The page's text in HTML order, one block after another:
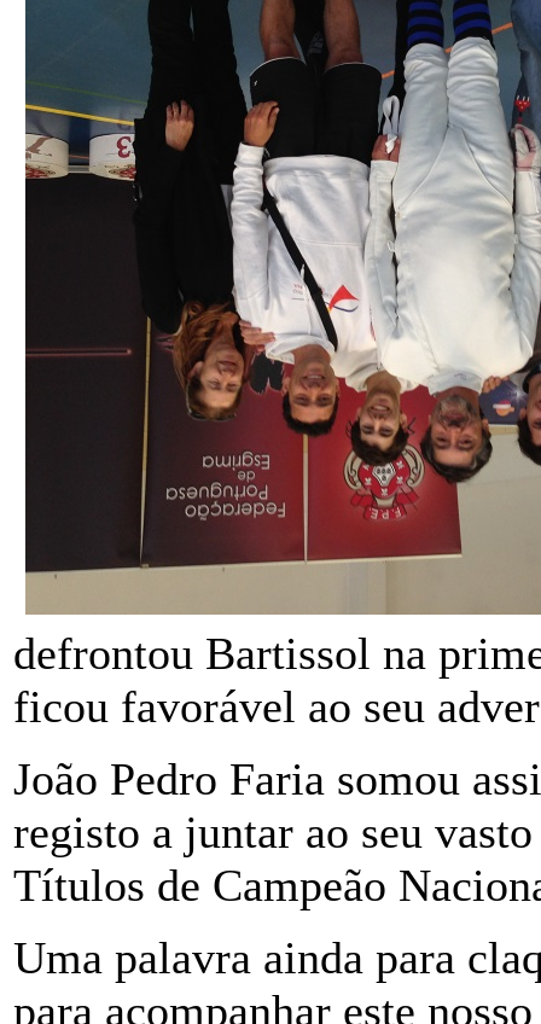
defrontou Bartissol na
ficou favorável ao seu
João Pedro Faria somou
registo a juntar ao seu
Títulos de Campeão
Uma palavra ainda para
para acompanhar este